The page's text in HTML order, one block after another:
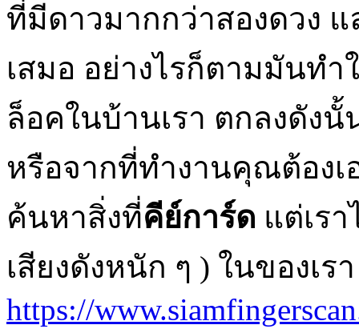
ที่มีดาวมากกว่าสองดวง
เสมอ อย่างไรก็ตามมันท
ล็อคในบ้านเรา ตกลงดัง
หรือจากที่ทำงานคุณต้องเ
ค้นหาสิ่งที่คีย์การ์ด แต่เร
เสียงดังหนัก ๆ ) ในของเร
https://